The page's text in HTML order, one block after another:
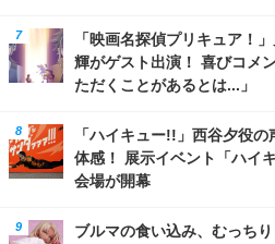
「映画名探偵プリキュア！
輝がゲスト出演！ 喜びコメ
ただくことがあるとは...」
「ハイキュー!!」西谷夕役
体感！ 展示イベント「ハイ
会場が開幕
ブルマの食い込み、むっち